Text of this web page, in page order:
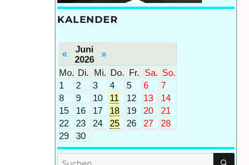
KALENDER
«
Juni
2026
»
Mo. Di. Mi. Do. Fr. Sa. So.
1
2 3 4 5 6
7
8
9 10 11 12 13
14
15
16 17 18 19 20
21
22
23 24 25 26 27
28
29
30
Suchen